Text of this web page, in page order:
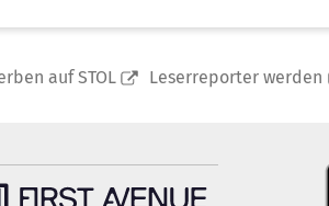
auf STOL Leserreporter werden